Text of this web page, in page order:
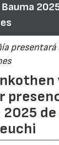
2025